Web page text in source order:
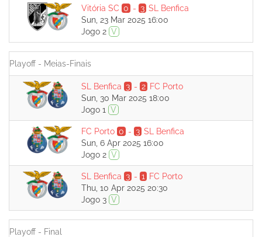
Vitória SC 0 - 3 SL Benfica
Sun, 23 Mar 2025 16:00
Jogo 2 V
Playoff - Meias-Finais
SL Benfica 3 - 2 FC Porto
Sun, 30 Mar 2025 18:00
Jogo 1
V
FC Porto 0 - 3 SL Benfica
Sun, 6 Apr 2025 16:00
Jogo 2 V
SL Benfica 3 - 1
FC Porto
Thu, 10 Apr 2025 20:30
Jogo 3 V
Playoff - Final